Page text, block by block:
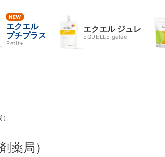
エクエル
プチプラス
Petit+
エクエル ジュレ
EQUELLE gelée
薬局）